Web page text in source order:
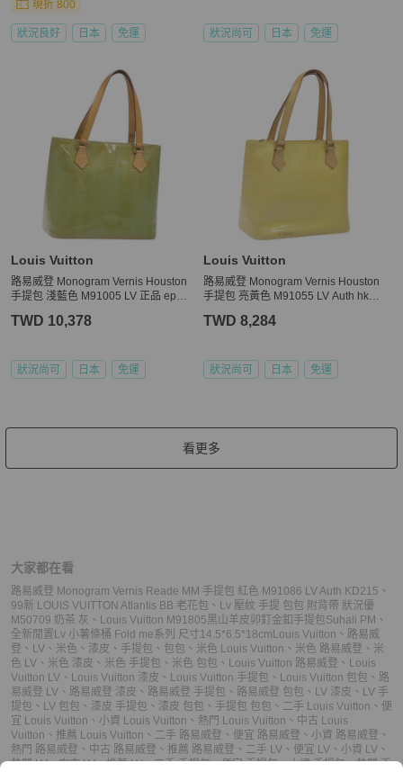
現折 800
狀況良好 日本 免運 狀況尚可 日本 免運
Louis Vuitton
路易威登 Monogram Vernis Houston
手提包 淺藍色 M91005 LV 正品 ep10
TWD 10,378
狀況尚可 日本 免運
Louis Vuitton
路易威登 Monogram Vernis Houston
手提包 亮黃色 M91055 LV Auth hk22
TWD 8,284
狀況尚可 日本 免運
看更多
大家都在看
路易威登 Monogram Vernis Reade MM 手提包 紅色 M91086 LV Auth KD215 、
99新 LOUIS VUITTON Atlantis BB 老花包 、 Lv 壓紋 手提 包包 附背帶 狀況優
M50709 奶茶 灰 、 Louis Vuitton M91805黑山羊皮卯釘金釦手提包Suhali PM 、
全新閒置Lv 小薯條桶 Fold me系列 尺寸14.5*6.5*18cmLouis Vuitton 、 路易威
登 、 LV 、 米色 、 漆皮 、 手提包 、 包包 、 米色 Louis Vuitton 、 米色 路易威登 、 米
色 LV 、 米色 漆皮 、 米色 手提包 、 米色 包包 、 Louis Vuitton 路易威登 、 Louis
Vuitton LV 、 Louis Vuitton 漆皮 、 Louis Vuitton 手提包 、 Louis Vuitton 包包 、 路
易威登 LV 、 路易威登 漆皮 、 路易威登 手提包 、 路易威登 包包 、 LV 漆皮 、 LV 手
提包 、 LV 包包 、 漆皮 手提包 、 漆皮 包包 、 手提包 包包 、 二手 Louis Vuitton 、 便
宜 Louis Vuitton 、 小資 Louis Vuitton 、 熱門 Louis Vuitton 、 中古 Louis
Vuitton 、 推薦 Louis Vuitton 、 二手 路易威登 、 便宜 路易威登 、 小資 路易威登 、
熱門 路易威登 、 中古 路易威登 、 推薦 路易威登 、 二手 LV 、 便宜 LV 、 小資 LV 、
熱門 LV、中古 LV、推薦 LV、二手 手提包、便宜 手提包、小資 手提包、熱門 手